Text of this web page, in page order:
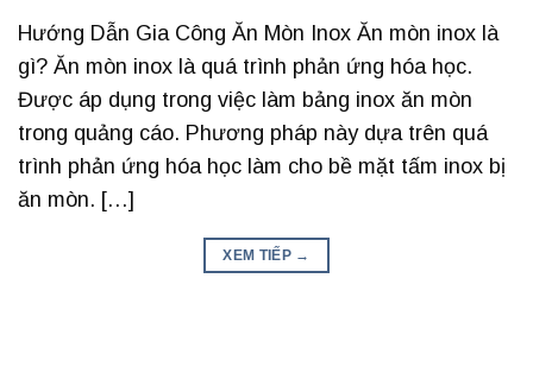
Hướng Dẫn Gia Công Ăn Mòn Inox Ăn mòn inox là
gì? Ăn mòn inox là quá trình phản ứng hóa học.
Được áp dụng trong việc làm bảng inox ăn mòn
trong quảng cáo. Phương pháp này dựa trên quá
trình phản ứng hóa học làm cho bề mặt tấm inox bị
ăn mòn. […]
XEM TIẾP →